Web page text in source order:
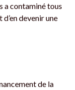
a contaminé tous
devenir une
de la